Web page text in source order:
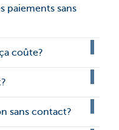
paiements sans
coûte?
sans contact?